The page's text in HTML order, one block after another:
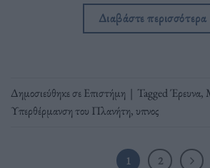
Διαβάστε περισσότερα
Δημοσιεύθηκε σεΕπιστήμη | TaggedΈρευνα,
Υπερθέρμανση του Πλανήτη,υπνος
1 2